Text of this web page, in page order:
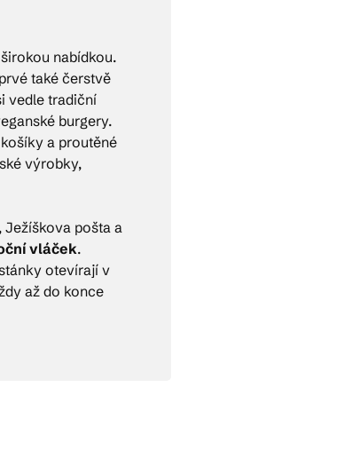
nabídkou.
také čerstvě
vedle tradiční
burgery.
a proutěné
výrobky,
pošta a
vláček.
otevírají v
až do konce